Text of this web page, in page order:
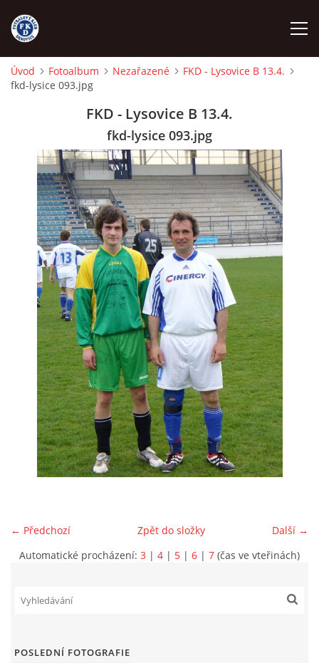
ÚVOD
FKD A
FKD B
STARŠÍ DOROST
STARŠÍ ŽÁCI
MLADŠÍ ŽÁCI
MLADŠÍ ŽÁCI "B"
STARŠÍ PŘÍPRAVKA R 2012 + 2013
MLADŠÍ PŘÍPRAVKA R2014-2015
DOTACE
Úvod Fotoalbum Nezařazené
FKD - Lysovice B 13.4.
fkd-lysice 093.jpg
FKD - Lysovice B 13.4.
fkd-lysice 093.jpg
← Předchozí Další →
Zpět do složky
Automatické procházení: 3 | 4 | 5 | 6 | 7 (čas ve vteřinách)
POSLEDNÍ FOTOGRAFIE